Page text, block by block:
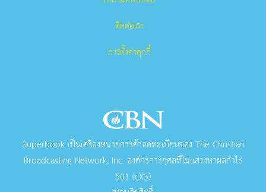
ติดต่อเรา
การตั้งค่าคุกกี้
Superbook เป็นเครื่องหมายการค้าจดทะเบียนของ The Christian
Broadcasting Network, Inc. องค์กรการกุศลที่ไม่แสวงหาผลกําไร
501 (c)(3)